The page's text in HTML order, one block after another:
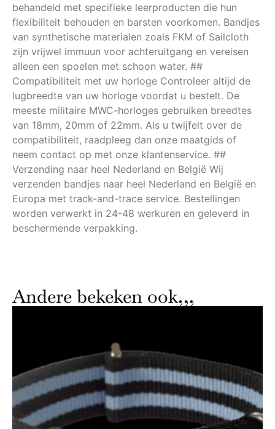
behandeld met specifieke leerproducten die hun
flexibiliteit behouden en barsten voorkomen. Bandjes
van synthetische materialen zoals FKM of Sailcloth
zijn vrijwel immuun voor achteruitgang en vereisen
alleen een spoelen met schoon water. ##
Compatibiliteit met uw horloge Controleer altijd de
lugbreedte van uw horloge voordat u bestelt. De
meeste militaire MWC-horloges gebruiken breedtes
van 18mm, 20mm of 22mm. Als u twijfelt over de
compatibiliteit, raadpleeg dan onze maatgids of
neem contact op met onze klantenservice. ##
Verzending naar heel Nederland en België Wij
verzenden bandjes naar heel Nederland en België en
Europa met track-and-trace service. Bestellingen
worden verwerkt in 24-48 werkuren en geleverd in
beschermende verpakking.
Andere bekeken ook,,,